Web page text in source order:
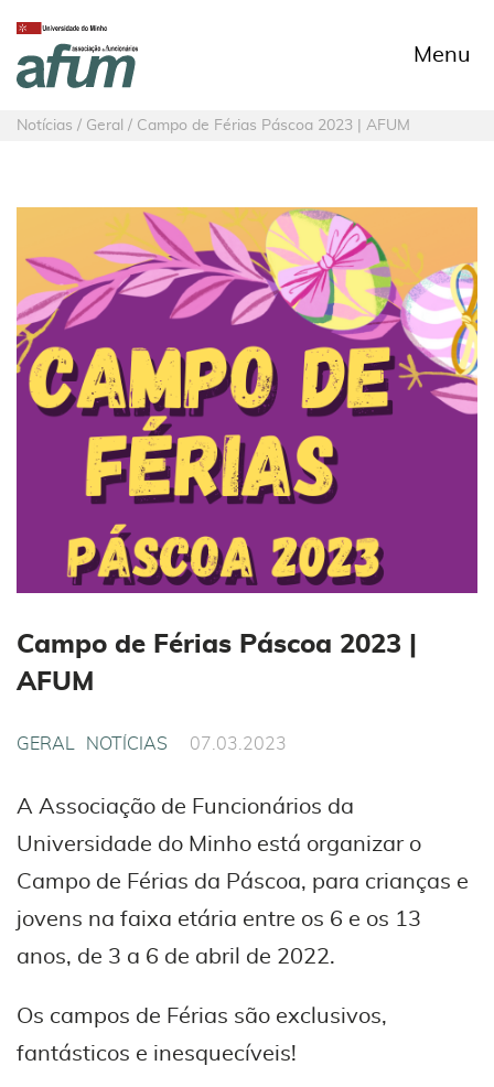
Menu
Notícias / Geral / Campo de Férias Páscoa 2023 | AFUM
Campo de Férias Páscoa 2023 |
AFUM
GERAL NOTÍCIAS 07.03.2023
A Associação de Funcionários da
Universidade do Minho está organizar o
Campo de Férias da Páscoa, para crianças e
jovens na faixa etária entre os 6 e os 13
anos, de 3 a 6 de abril de 2022.
Os campos de Férias são exclusivos,
fantásticos e inesquecíveis!